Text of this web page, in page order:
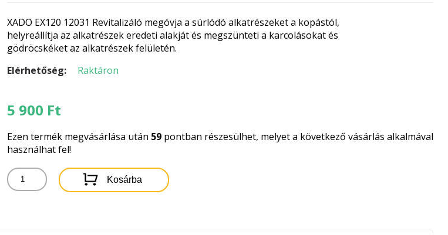
XADO EX120 12031 Revitalizáló megóvja a súrlódó alkatrészeket a kopástól,
helyreállítja az alkatrészek eredeti alakját és megszünteti a karcolásokat és
gödröcskéket az alkatrészek felületén.
Elérhetőség:
Raktáron
5 900 Ft
Ezen termék megvásárlása után 59pontban részesülhet, melyet a következő vásárlás alkalmával
használhat fel!
XADO
EX120
Kosárba